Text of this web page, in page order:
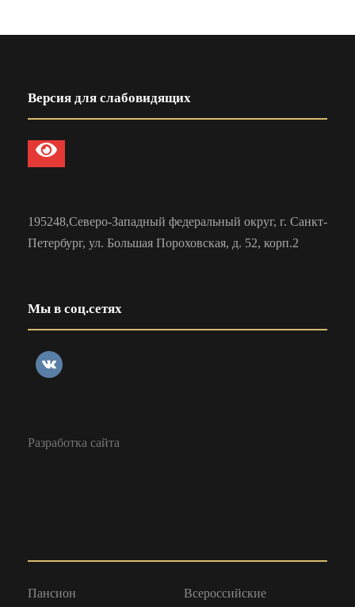
Версия для слабовидящих
195248,Северо-Западный федеральный округ, г. Санкт-
Петербург, ул. Большая Пороховская, д. 52, корп.2
Мы в соц.сетях
Разработка сайта
Пансион
Всероссийские